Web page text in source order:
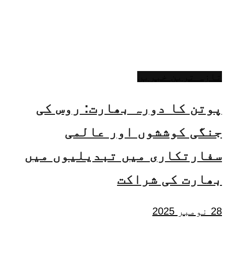
پوتن کا دورہ بھارت: روس کی
جنگی کوششوں اور عالمی
سفارتکاری میں تبدیلیوں میں
بھارت کی شراکت
28 نومبر 2025